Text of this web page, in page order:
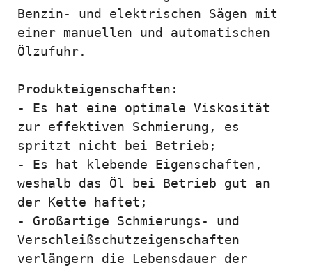
Benzin- und elektrischen Sägen mit
einer manuellen und automatischen
Ölzufuhr.
Produkteigenschaften:
- Es hat eine optimale Viskosität
zur effektiven Schmierung, es
spritzt nicht bei Betrieb;
- Es hat klebende Eigenschaften,
weshalb das Öl bei Betrieb gut an
der Kette haftet;
- Großartige Schmierungs- und
Verschleißschutzeigenschaften
verlängern die Lebensdauer der